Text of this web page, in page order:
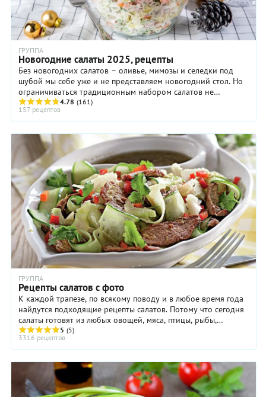
ГРУППА
Новогодние салаты 2025, рецепты
Без новогодних салатов – оливье, мимозы и селедки под
шубой мы себе уже и не представляем новогодний стол. Но
ограничиваться традиционным набором салатов не
обязательно. ...
4.78 (161)
157 рецептов
ГРУППА
Рецепты салатов с фото
К каждой трапезе, по всякому поводу и в любое время года
найдутся подходящие рецепты салатов. Потому что сегодня
салаты готовят из любых овощей, мяса, птицы, рыбы,
макаронных изделий, крупы и бобовых, ...
5 (5)
3316 рецептов